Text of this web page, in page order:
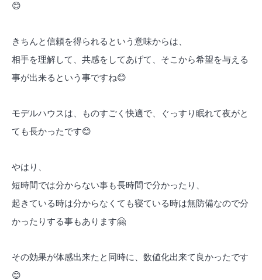
😊
きちんと信頼を得られるという意味からは、
相手を理解して、共感をしてあげて、そこから希望を与える
事が出来るという事ですね😊
モデルハウスは、ものすごく快適で、ぐっすり眠れて夜がと
ても長かったです😊
やはり、
短時間では分からない事も長時間で分かったり、
起きている時は分からなくても寝ている時は無防備なので分
かったりする事もあります🤗
その効果が体感出来たと同時に、数値化出来て良かったです
😊